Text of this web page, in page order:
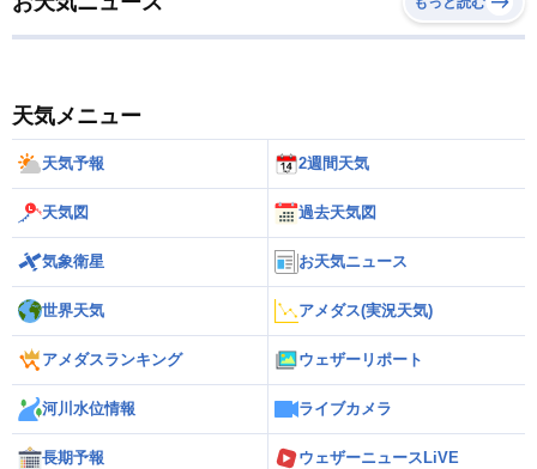
天気メニュー
天気予報 2週間天気
天気図 過去天気図
気象衛星 お天気ニュース
世界天気 アメダス(実況天気)
アメダスランキング ウェザーリポート
河川水位情報 ライブカメラ
長期予報 ウェザーニュースLiVE